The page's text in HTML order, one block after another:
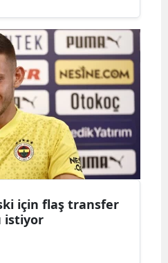
için flaş transfer
istiyor